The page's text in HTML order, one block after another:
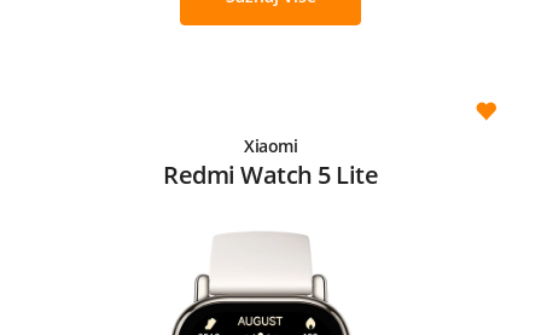
Xiaomi
Redmi Watch 5 Lite